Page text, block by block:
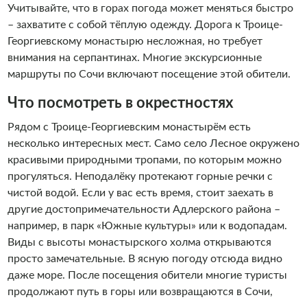
Учитывайте, что в горах погода может меняться быстро
– захватите с собой тёплую одежду. Дорога к Троице-
Георгиевскому монастырю несложная, но требует
внимания на серпантинах. Многие экскурсионные
маршруты по Сочи включают посещение этой обители.
Что посмотреть в окрестностях
Рядом с Троице-Георгиевским монастырём есть
несколько интересных мест. Само село Лесное окружено
красивыми природными тропами, по которым можно
прогуляться. Неподалёку протекают горные речки с
чистой водой. Если у вас есть время, стоит заехать в
другие достопримечательности Адлерского района –
например, в парк «Южные культуры» или к водопадам.
Виды с высоты монастырского холма открываются
просто замечательные. В ясную погоду отсюда видно
даже море. После посещения обители многие туристы
продолжают путь в горы или возвращаются в Сочи,